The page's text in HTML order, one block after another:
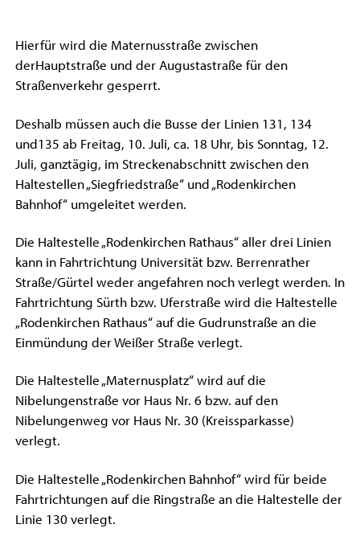
Hierfür wird die Maternusstraße zwischen
derHauptstraße und der Augustastraße für den
Straßenverkehr gesperrt.
Deshalb müssen auch die Busse der Linien 131, 134
und135 ab Freitag, 10. Juli, ca. 18 Uhr, bis Sonntag, 12.
Juli, ganztägig, im Streckenabschnitt zwischen den
Haltestellen „Siegfriedstraße“ und „Rodenkirchen
Bahnhof“ umgeleitet werden.
Die Haltestelle „Rodenkirchen Rathaus“ aller drei Linien
kann in Fahrtrichtung Universität bzw. Berrenrather
Straße/Gürtel weder angefahren noch verlegt werden. In
Fahrtrichtung Sürth bzw. Uferstraße wird die Haltestelle
„Rodenkirchen Rathaus“ auf die Gudrunstraße an die
Einmündung der Weißer Straße verlegt.
Die Haltestelle „Maternusplatz“ wird auf die
Nibelungenstraße vor Haus Nr. 6 bzw. auf den
Nibelungenweg vor Haus Nr. 30 (Kreissparkasse)
verlegt.
Die Haltestelle „Rodenkirchen Bahnhof“ wird für beide
Fahrtrichtungen auf die Ringstraße an die Haltestelle der
Linie 130 verlegt.